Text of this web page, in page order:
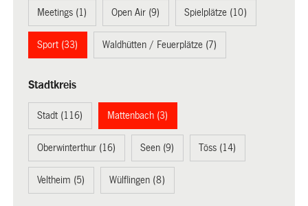
Meetings (1) Open Air (9) Spielplätze (10)
Sport (33) Waldhütten / Feuerplätze (7)
Stadtkreis
Stadt (116) Mattenbach (3)
Oberwinterthur (16) Seen (9) Töss (14)
Veltheim (5) Wülflingen (8)